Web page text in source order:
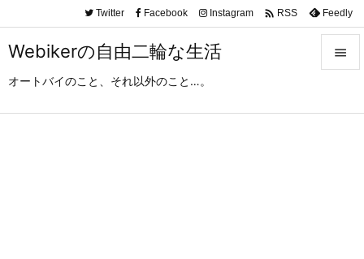
Webikerの自由二輪な生活
オートバイのこと、それ以外のこと…。

Twitter Facebook Instagram  RSS Feedly